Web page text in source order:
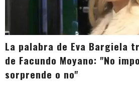
La palabra de Eva Bargiela
de Facundo Moyano: "No
sorprende o no"